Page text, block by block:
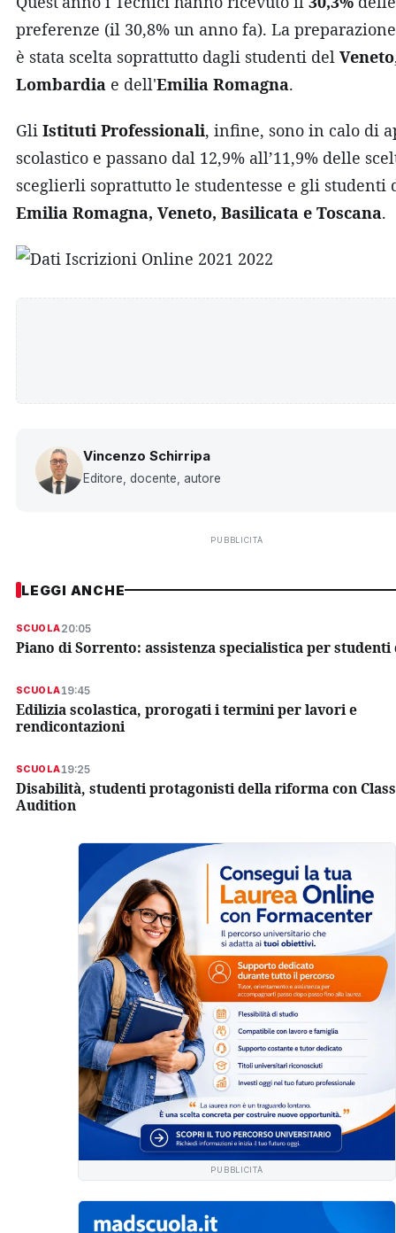
preferenze (il 30,8% un anno fa). La
è stata scelta soprattutto dagli studenti del Veneto
Lombardia e dell'Emilia Romagna.
Gli Istituti Professionali, infine, sono in calo di
scolastico e passano dal 12,9% all’11,9% delle
sceglierli soprattutto le studentesse e gli studenti
Emilia Romagna, Veneto, Basilicata e Toscana.
Vincenzo Schirripa
Editore, docente, autore
PUBBLICITÀ
LEGGI ANCHE
SCUOLA20:05
Piano di Sorrento: assistenza specialistica per
SCUOLA19:45
Edilizia scolastica, prorogati i termini per lavori e
rendicontazioni
SCUOLA19:25
Disabilità, studenti protagonisti della riforma con Class
Audition
PUBBLICITÀ